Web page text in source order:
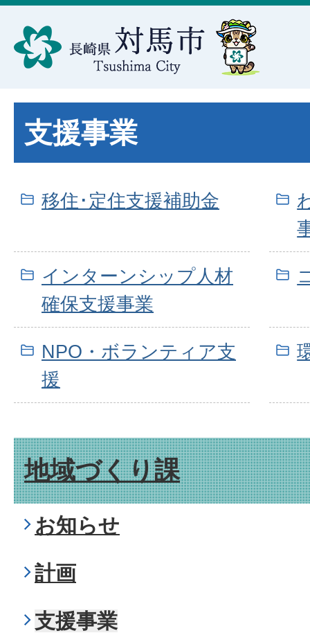
支援事業
移住･定住支援補助金
インターンシップ人材
確保支援事業
NPO・ボランティア支
援
地域づくり課
お知らせ
計画
支援事業